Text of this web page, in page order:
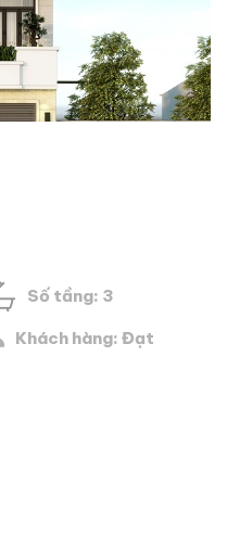
Số tầng: 3
Khách hàng: Đạt